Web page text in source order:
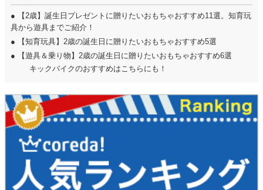
● 【2歳】誕生日プレゼントに贈りたいおもちゃおすすめ11選。知育玩
具から遊具までご紹介！
● 【知育玩具】2歳の誕生日に贈りたいおもちゃおすすめ5選
● 【遊具＆乗り物】2歳の誕生日に贈りたいおもちゃおすすめ6選
キックバイクのおすすめはこちらにも！